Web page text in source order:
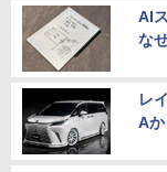
AI
な
レ
Aか